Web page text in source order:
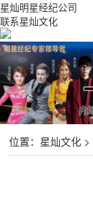
星灿明星经纪公司
联系星灿文化
位置： 星灿文化>